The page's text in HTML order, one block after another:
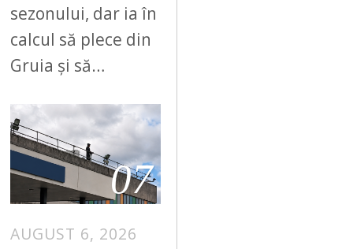
sezonului, dar ia în
calcul să plece din
Gruia și să…
07
AUGUST 6, 2026